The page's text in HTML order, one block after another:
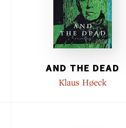
AND THE DEAD
Klaus Høeck